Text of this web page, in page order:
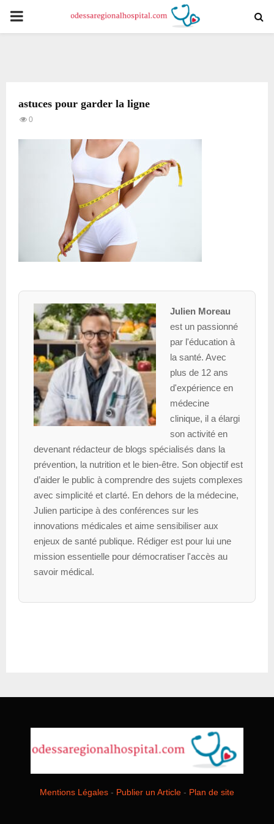
PRIMARY
astuces pour garder la ligne
0
Julien Moreau
est un passionné
par l'éducation à
la santé. Avec
plus de 12 ans
d'expérience en
médecine
clinique, il a élargi
son activité en
devenant rédacteur de blogs spécialisés dans la
prévention, la nutrition et le bien-être. Son objectif est
d’aider le public à comprendre des sujets complexes
avec simplicité et clarté. En dehors de la médecine,
Julien participe à des conférences sur les
innovations médicales et aime sensibiliser aux
enjeux de santé publique. Rédiger est pour lui une
mission essentielle pour démocratiser l'accès au
savoir médical.
Mentions Légales - Publier un Article - Plan de site